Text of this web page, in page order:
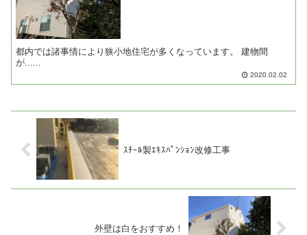
都内では諸事情により狭小地住宅が多くなっています。 建物間
が......
2020.02.02
ｽﾁｰﾙ製ｴｷｽﾊﾟﾝｼｮﾝ改修工事
外壁は白をおすすめ！